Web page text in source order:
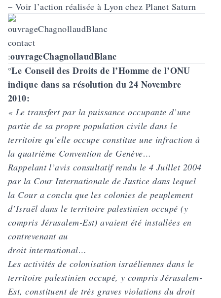
– Voir l’action réalisée à Lyon chez Planet Saturn
contact
:ouvrageChagnollaudBlanc
°Le Conseil des Droits de l’Homme de l’ONU
indique dans sa résolution du 24 Novembre
2010:
« Le transfert par la puissance occupante d’une
partie de sa propre population civile dans le
territoire qu’elle occupe constitue une infraction à
la quatrième Convention de Genève…
Rappelant l’avis consultatif rendu le 4 Juillet 2004
par la Cour Internationale de Justice dans lequel
la Cour a conclu que les colonies de peuplement
d’Israël dans le territoire palestinien occupé (y
compris Jérusalem-Est) avaient été installées en
contrevenant au
droit international…
Les activités de colonisation israéliennes dans le
territoire palestinien occupé, y compris Jérusalem-
Est, constituent de très graves violations du droit